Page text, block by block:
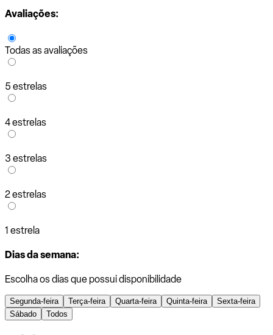
Avaliações:
Todas as avaliações
5 estrelas
4 estrelas
3 estrelas
2 estrelas
1 estrela
Dias da semana:
Escolha os dias que possui disponibilidade
Segunda-feira Terça-feira Quarta-feira Quinta-feira
Sexta-feira
Sábado
Todos